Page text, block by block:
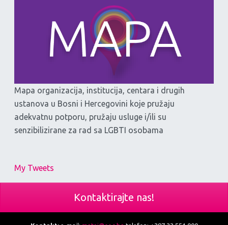
Mapa organizacija, institucija, centara i drugih
ustanova u Bosni i Hercegovini koje pružaju
adekvatnu potporu, pružaju usluge i/ili su
senzibilizirane za rad sa LGBTI osobama
My Tweets
Kontaktirajte nas!